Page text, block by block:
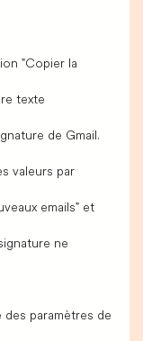
"Copier la
texte
de Gmail.
valeurs par
emails" et
ne
des paramètres de